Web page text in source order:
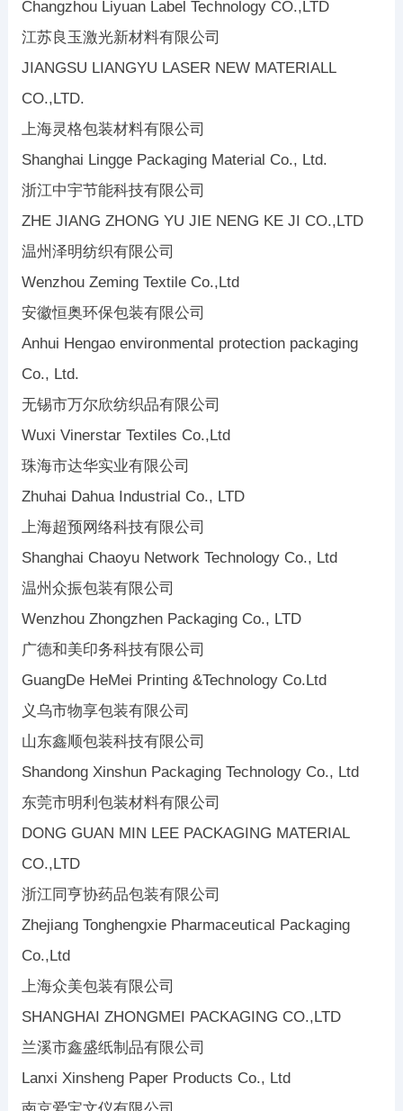
Changzhou Liyuan Label Technology CO.,LTD
江苏良玉激光新材料有限公司
JIANGSU LIANGYU LASER NEW MATERIALL
CO.,LTD.
上海灵格包装材料有限公司
Shanghai Lingge Packaging Material Co., Ltd.
浙江中宇节能科技有限公司
ZHE JIANG ZHONG YU JIE NENG KE JI CO.,LTD
温州泽明纺织有限公司
Wenzhou Zeming Textile Co.,Ltd
安徽恒奥环保包装有限公司
Anhui Hengao environmental protection packaging
Co., Ltd.
无锡市万尔欣纺织品有限公司
Wuxi Vinerstar Textiles Co.,Ltd
珠海市达华实业有限公司
Zhuhai Dahua Industrial Co., LTD
上海超预网络科技有限公司
Shanghai Chaoyu Network Technology Co., Ltd
温州众振包装有限公司
Wenzhou Zhongzhen Packaging Co., LTD
广德和美印务科技有限公司
GuangDe HeMei Printing &Technology Co.Ltd
义乌市物享包装有限公司
山东鑫顺包装科技有限公司
Shandong Xinshun Packaging Technology Co., Ltd
东莞市明利包装材料有限公司
DONG GUAN MIN LEE PACKAGING MATERIAL
CO.,LTD
浙江同亨协药品包装有限公司
Zhejiang Tonghengxie Pharmaceutical Packaging
Co.,Ltd
上海众美包装有限公司
SHANGHAI ZHONGMEI PACKAGING CO.,LTD
兰溪市鑫盛纸制品有限公司
Lanxi Xinsheng Paper Products Co., Ltd